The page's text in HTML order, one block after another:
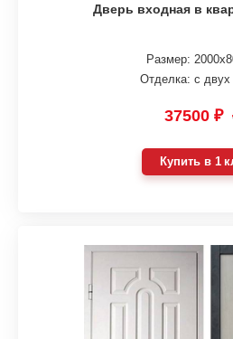
Дверь входная в
Размер:
Отделка: с двух
37500 ₽
Купить в 1